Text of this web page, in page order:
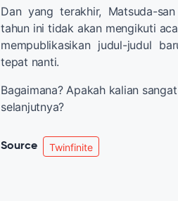
Dan yang terakhir, Matsuda-
tahun ini tidak akan mengikuti
mempublikasikan judul-judul
tepat nanti.
Bagaimana? Apakah kalian
selanjutnya?
Source Twinfinite